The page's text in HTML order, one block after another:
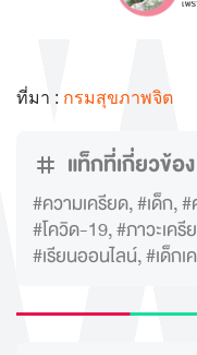
ที่มา : กรมสุขภาพจิต
แท็กที่เกี่ยวข้อง
#ความเครียด,#เด็ก,#
#โควิด-19,#ภาวะเครี
#เรียนออนไลน์,#เด็ก